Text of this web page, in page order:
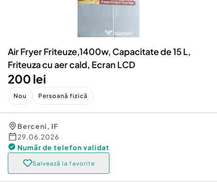
Afaceri și echipamente profesionale
Inchiriere Bunuri si Vehicule
Utilaje agricole si industriale
Air Fryer Friteuze,1400w, Capacitate de 15 L,
Friteuza cu aer cald, Ecran LCD
200 lei
Nou Persoană fizică
Berceni, IF
29.06.2026
Număr de telefon validat
Salvează la favorite